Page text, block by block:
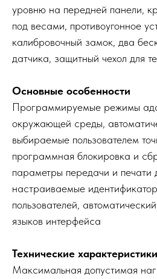
уровню на передней панели,
под весами, противоугонное
калибровочный замок, два
датчика, защитный чехол для
Основные особенности
Программируемые режимы
окружающей среды,
выбираемые пользователем
программная блокировка и
параметры передачи и печати
настраиваемые
пользователей,
языков интерфейса
Технические характеристики
Максимальная допустимая